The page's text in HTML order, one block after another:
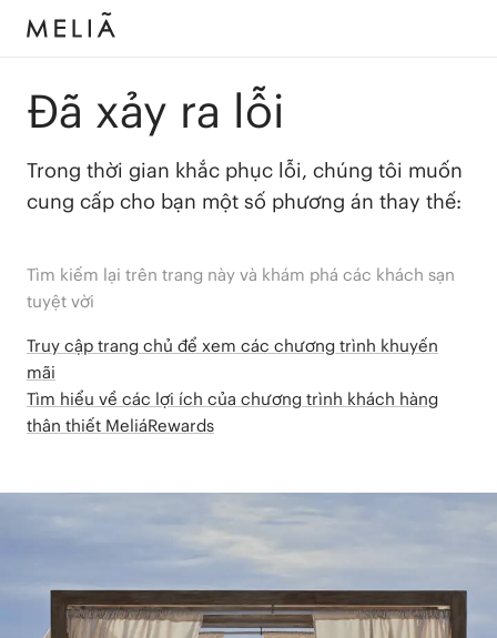
Đã xảy ra lỗi
Trong thời gian khắc phục lỗi, chúng tôi muốn
cung cấp cho bạn một số phương án thay thế:
Tìm kiếm lại trên trang này và khám phá các khách sạn
tuyệt vời
Truy cập trang chủ để xem các chương trình khuyến
mãi
Tìm hiểu về các lợi ích của chương trình khách hàng
thân thiết MeliáRewards